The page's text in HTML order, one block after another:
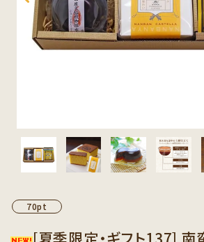
コーヒー豆お好み検索
カテゴリーから探す
インフォメーション
70pt
[夏季限定・ギフト137] 南